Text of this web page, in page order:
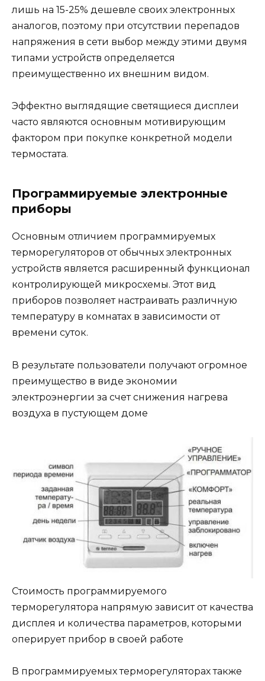
лишь на 15-25% дешевле своих электронных
аналогов, поэтому при отсутствии перепадов
напряжения в сети выбор между этими двумя
типами устройств определяется
преимущественно их внешним видом.
Эффектно выглядящие светящиеся дисплеи
часто являются основным мотивирующим
фактором при покупке конкретной модели
термостата.
Программируемые электронные
приборы
Основным отличием программируемых
терморегуляторов от обычных электронных
устройств является расширенный функционал
контролирующей микросхемы. Этот вид
приборов позволяет настраивать различную
температуру в комнатах в зависимости от
времени суток.
В результате пользователи получают огромное
преимущество в виде экономии
электроэнергии за счет снижения нагрева
воздуха в пустующем доме
Стоимость программируемого
терморегулятора напрямую зависит от качества
дисплея и количества параметров, которыми
оперирует прибор в своей работе
В программируемых терморегуляторах также